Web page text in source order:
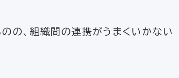
の、組織間の連携がうまくいかない